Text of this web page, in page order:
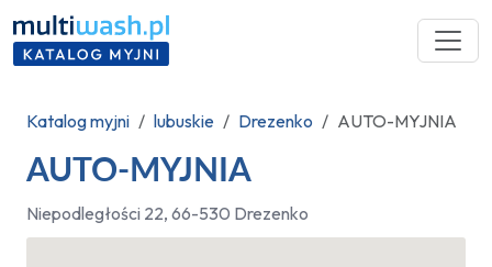
Katalog myjni lubuskie Drezenko AUTO-MYJNIA
AUTO-MYJNIA
Niepodległości 22, 66-530 Drezenko